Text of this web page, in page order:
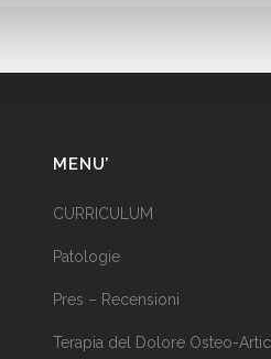
MENU’
CURRICULUM
Patologie
Pres – Recensioni
Terapia del Dolore Osteo-